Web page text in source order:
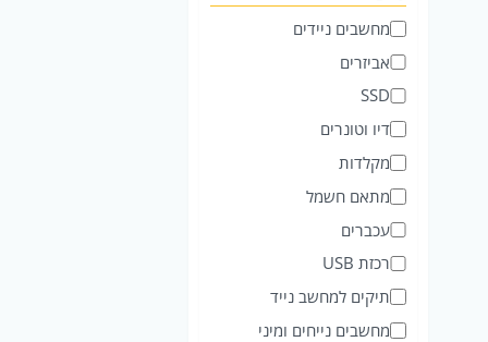
ט
י
ה
מחשבים ניידים
אביזרים
SSD
דיו וטונרים
מקלדות
מתאם חשמל
עכברים
רכזת USB
תיקים למחשב נייד
מחשבים נייחים ומיני